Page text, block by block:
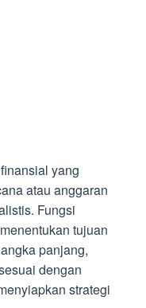
yang
atau anggaran
Fungsi
tujuan
panjang,
dengan
strategi